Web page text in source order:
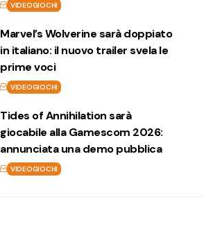
VIDEOGIOCHI
Marvel’s Wolverine sarà doppiato
in italiano: il nuovo trailer svela le
prime voci
VIDEOGIOCHI
Tides of Annihilation sarà
giocabile alla Gamescom 2026:
annunciata una demo pubblica
VIDEOGIOCHI